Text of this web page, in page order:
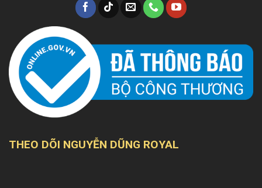
THEO DÕI NGUYỄN DŨNG ROYAL